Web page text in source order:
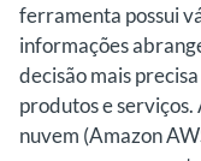
ferramenta possui
informações
decisão mais
produtos e
nuvem (Amazon